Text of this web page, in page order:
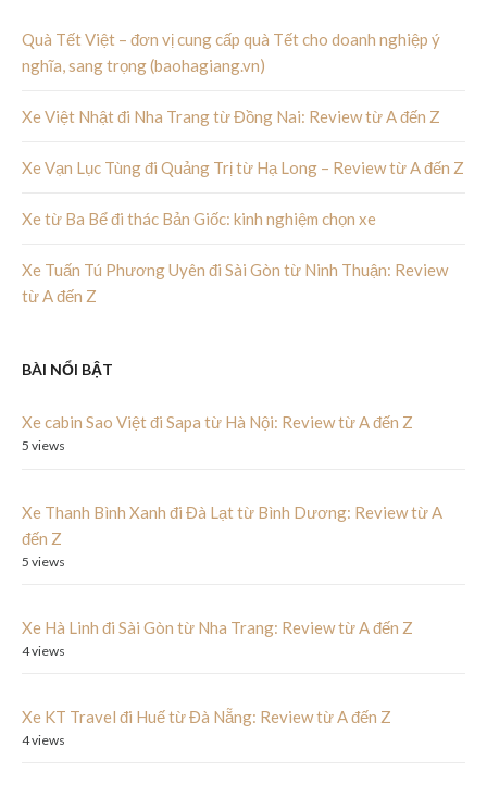
Quà Tết Việt – đơn vị cung cấp quà Tết cho doanh nghiệp ý
nghĩa, sang trọng (baohagiang.vn)
Xe Việt Nhật đi Nha Trang từ Đồng Nai: Review từ A đến Z
Xe Vạn Lục Tùng đi Quảng Trị từ Hạ Long – Review từ A đến Z
Xe từ Ba Bể đi thác Bản Giốc: kinh nghiệm chọn xe
Xe Tuấn Tú Phương Uyên đi Sài Gòn từ Ninh Thuận: Review
từ A đến Z
BÀI NỔI BẬT
Xe cabin Sao Việt đi Sapa từ Hà Nội: Review từ A đến Z
5 views
Xe Thanh Bình Xanh đi Đà Lạt từ Bình Dương: Review từ A
đến Z
5 views
Xe Hà Linh đi Sài Gòn từ Nha Trang: Review từ A đến Z
4 views
Xe KT Travel đi Huế từ Đà Nẵng: Review từ A đến Z
4 views